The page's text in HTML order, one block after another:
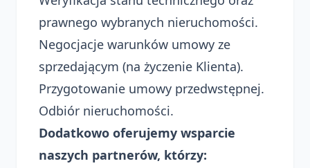
prawnego wybranych nieruchomości.
Negocjacje warunków umowy ze
sprzedającym (na życzenie Klienta).
Przygotowanie umowy przedwstępnej.
Odbiór nieruchomości.
Dodatkowo oferujemy wsparcie
naszych partnerów, którzy: